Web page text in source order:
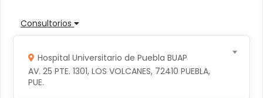
Consultorios
Hospital Universitario de Puebla BUAP
AV. 25 PTE. 1301, LOS VOLCANES, 72410 PUEBLA,
PUE.